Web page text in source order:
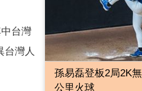
台灣
台灣人
孫易磊登板2局2K
公里火球